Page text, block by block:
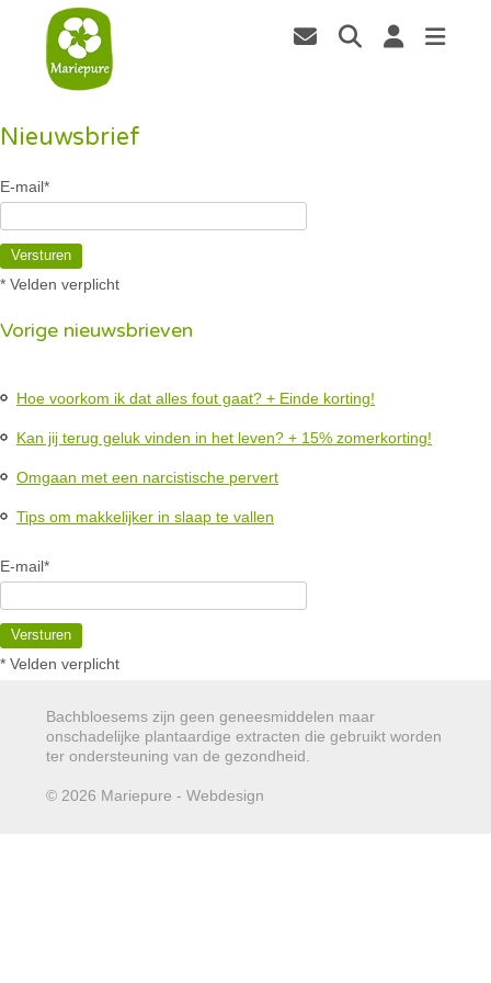
Nieuwsbrief
E-mail*
Versturen
* Velden verplicht
Vorige nieuwsbrieven
Hoe voorkom ik dat alles fout gaat? + Einde korting!
Kan jij terug geluk vinden in het leven? + 15% zomerkorting!
Omgaan met een narcistische pervert
Tips om makkelijker in slaap te vallen
E-mail*
Versturen
* Velden verplicht
Bachbloesems zijn geen geneesmiddelen maar
onschadelijke plantaardige extracten die gebruikt worden
ter ondersteuning van de gezondheid.
© 2026 Mariepure - Webdesign